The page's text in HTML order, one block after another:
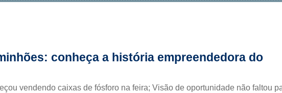
conheça a história empreendedora do
vendendo caixas de fósforo na feira; Visão de oportunidade não faltou